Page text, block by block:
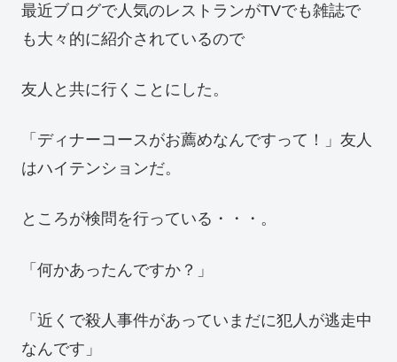
最近ブログで人気のレストランがTVでも雑誌で
も大々的に紹介されているので
友人と共に行くことにした。
「ディナーコースがお薦めなんですって！」友人
はハイテンションだ。
ところが検問を行っている・・・。
「何かあったんですか？」
「近くで殺人事件があっていまだに犯人が逃走中
なんです」